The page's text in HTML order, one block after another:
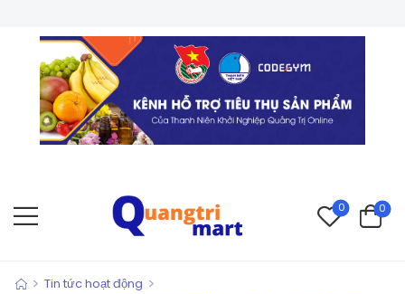
0 0
> Tin tức hoạt động >